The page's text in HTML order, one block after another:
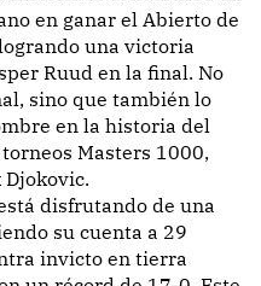
en ganar el Abierto de
una victoria
Ruud en la final. No
sino que también lo
en la historia del
Masters 1000,
Djokovic.
disfrutando de una
su cuenta a 29
invicto en tierra